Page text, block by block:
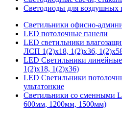
Светодиоды для воздушных
Светильники офисно-
LED потолочные панели
LED светильники
ЛСП 1(2)х18, 1(2)х36,
LED Светильники
1(2)х18, 1(2)х36)
LED Светильники
ультатонкие
Светильники со сменными
600мм, 1200мм, 1500мм)